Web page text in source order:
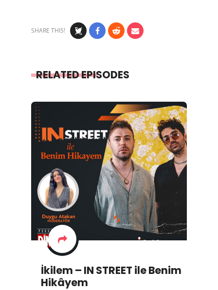
SHARE THIS!
RELATED EPISODES
İkilem – IN STREET ile Benim
Hikâyem